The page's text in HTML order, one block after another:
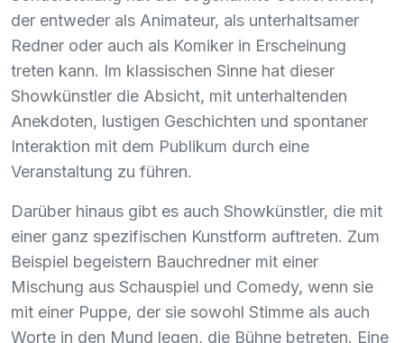
der entweder als Animateur, als unterhaltsamer
Redner oder auch als Komiker in Erscheinung
treten kann. Im klassischen Sinne hat dieser
Showkünstler die Absicht, mit unterhaltenden
Anekdoten, lustigen Geschichten und spontaner
Interaktion mit dem Publikum durch eine
Veranstaltung zu führen.
Darüber hinaus gibt es auch Showkünstler, die mit
einer ganz spezifischen Kunstform auftreten. Zum
Beispiel begeistern Bauchredner mit einer
Mischung aus Schauspiel und Comedy, wenn sie
mit einer Puppe, der sie sowohl Stimme als auch
Worte in den Mund legen, die Bühne betreten. Eine